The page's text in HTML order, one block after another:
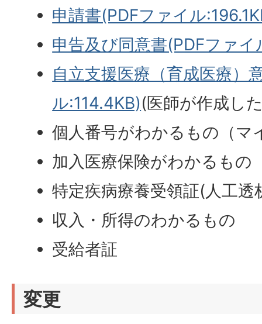
申請書(PDFファイル
申告及び同意書(PDFファ
自立支援医療（育成医療）
ル:114.4KB)(医師が作成し
個人番号がわかるもの（マ
加入医療保険がわかるもの
特定疾病療養受領証(人工透
収入・所得のわかるもの
受給者証
変更